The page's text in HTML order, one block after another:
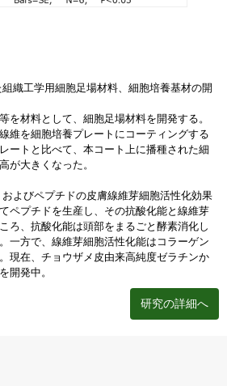
織工学用細胞足場材料、細胞培養基材の開
を材料として、細胞足場材料を開発する。
維を細胞培養プレートにコーティングする
ートと比べて、本コート上に播種された細
が大きくなった。
よびペプチドの皮膚線維芽細胞活性化効果
ペプチドを生産し、その抗酸化能と線維芽
ろ、抗酸化能は頭部をまるごと酵素消化し
一方で、線維芽細胞活性化能はコラーゲン
現在、チョウザメ皮由来高純度ゼラチンか
開発中。
研究の詳細へ